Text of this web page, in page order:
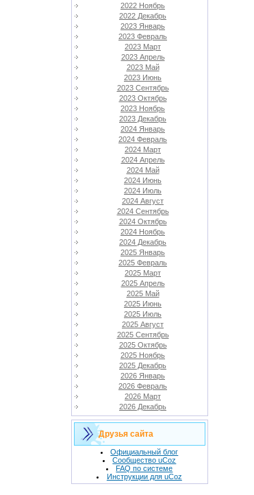
2022 Ноябрь
2022 Декабрь
2023 Январь
2023 Февраль
2023 Март
2023 Апрель
2023 Май
2023 Июнь
2023 Сентябрь
2023 Октябрь
2023 Ноябрь
2023 Декабрь
2024 Январь
2024 Февраль
2024 Март
2024 Апрель
2024 Май
2024 Июнь
2024 Июль
2024 Август
2024 Сентябрь
2024 Октябрь
2024 Ноябрь
2024 Декабрь
2025 Январь
2025 Февраль
2025 Март
2025 Апрель
2025 Май
2025 Июнь
2025 Июль
2025 Август
2025 Сентябрь
2025 Октябрь
2025 Ноябрь
2025 Декабрь
2026 Январь
2026 Февраль
2026 Март
2026 Декабрь
Друзья сайта
Официальный блог
Сообщество uCoz
FAQ по системе
Инструкции для uCoz